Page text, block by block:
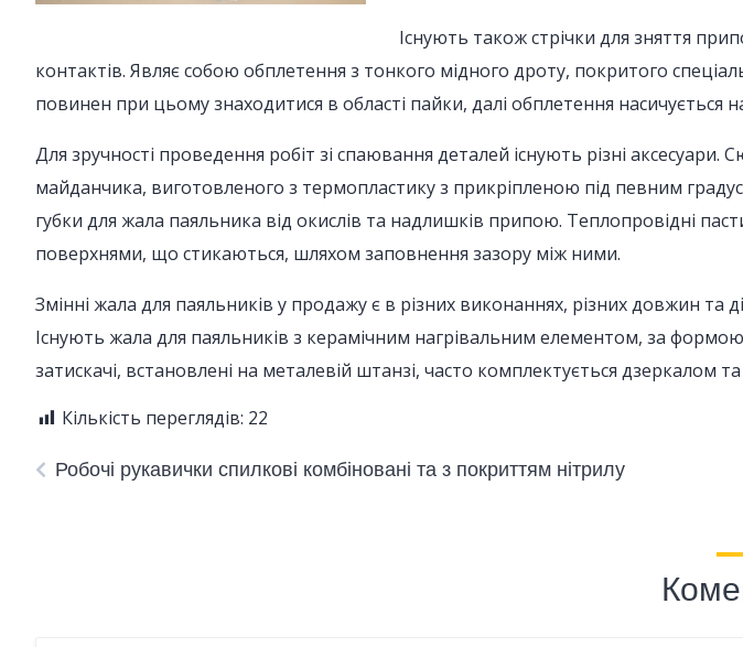
Існують також стрічки для зняття
контактів. Являє собою обплетення з тонкого мідного дроту, покритого
повинен при цьому знаходитися в області пайки, далі обплетення
Для зручності проведення робіт зі спаювання деталей існують різні
майданчика, виготовленого з термопластику з прикріпленою під певним
губки для жала паяльника від окислів та надлишків припою. Теплопровідні
поверхнями, що стикаються, шляхом заповнення зазору між ними.
Змінні жала для паяльників у продажу є в різних виконаннях, різних довжин та
Існують жала для паяльників з керамічним нагрівальним елементом, за
затискачі, встановлені на металевій штанзі, часто комплектується дзеркалом
Кількість переглядів: 22
Робочі рукавички спилкові комбіновані та з покриттям нітрилу